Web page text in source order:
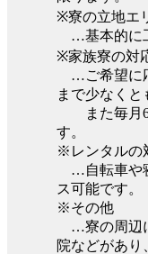
※寮の立地エ
…基本的に
※家族寮の対
…ご希望に
まで少なくと
また毎月6
す。
※レンタルの
…自転車や
ス可能です。
※その他
…寮の周辺
院などがあり